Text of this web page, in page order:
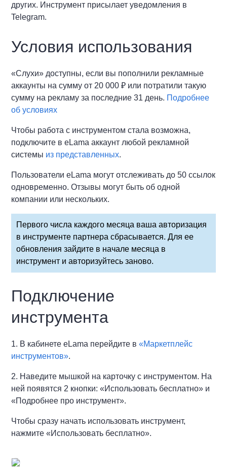
других. Инструмент присылает уведомления в
Telegram.
Условия использования
«Слухи» доступны, если вы пополнили рекламные
аккаунты на сумму от 20 000 ₽ или потратили такую
сумму на рекламу за последние 31 день. Подробнее
об условиях
Чтобы работа с инструментом стала возможна,
подключите в eLama аккаунт любой рекламной
системы из представленных.
Пользователи eLama могут отслеживать до 50 ссылок
одновременно. Отзывы могут быть об одной
компании или нескольких.
Первого числа каждого месяца ваша авторизация
в инструменте партнера сбрасывается. Для ее
обновления зайдите в начале месяца в
инструмент и авторизуйтесь заново.
Подключение
инструмента
1. В кабинете eLama перейдите в«Маркетплейс
инструментов».
2. Наведите мышкой на карточку с инструментом. На
ней появятся 2 кнопки: «Использовать бесплатно» и
«Подробнее про инструмент».
Чтобы сразу начать использовать инструмент,
нажмите «Использовать бесплатно».